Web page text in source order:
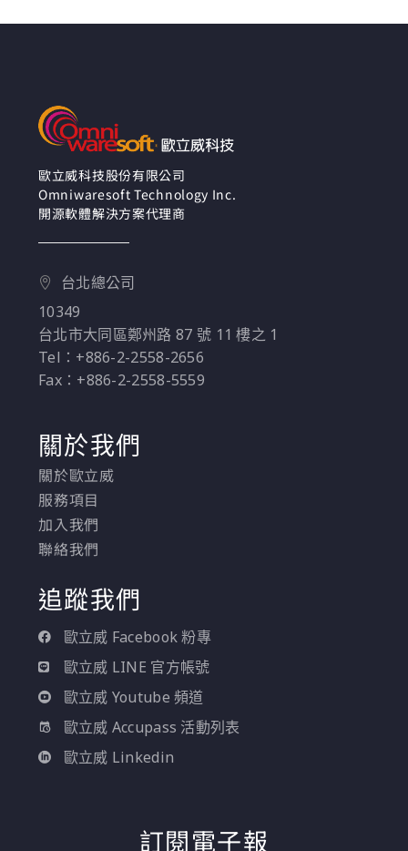
歐立威科技股份有限公司
Omniwaresoft Technology Inc.
開源軟體解決方案代理商
台北總公司
10349
台北市大同區鄭州路 87 號 11 樓之 1
Tel：+886-2-2558-2656
Fax：+886-2-2558-5559
關於我們
關於歐立威
服務項目
加入我們
聯絡我們
追蹤我們
歐立威 Facebook 粉專
歐立威 LINE 官方帳號
歐立威 Youtube 頻道
歐立威 Accupass 活動列表
歐立威 Linkedin
訂閱電子報